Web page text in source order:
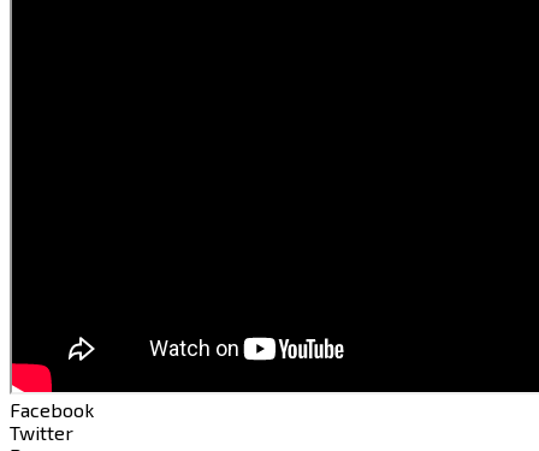
Facebook
Twitter